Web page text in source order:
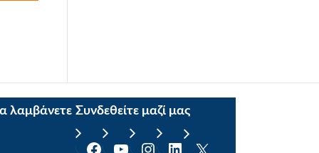
λαμβάνετε Συνδεθείτε μαζί μας
Facebook YouTube Instagram Linkedin